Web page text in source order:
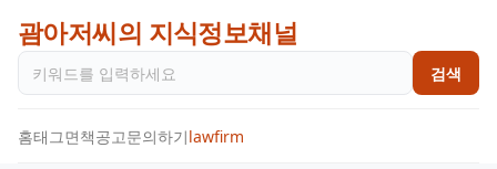
괌아저씨의 지식정보채널
검색
홈태그면책공고문의하기lawfirm